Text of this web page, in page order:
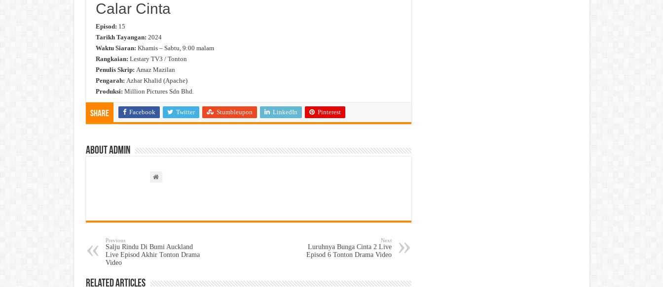
Calar Cinta
Episod: 15
Tarikh Tayangan: 2024
Waktu Siaran: Khamis – Sabtu, 9:00 malam
Rangkaian: Lestary TV3 / Tonton
Penulis Skrip: Amaz Mazilan
Pengarah: Azhar Khalid (Apache)
Produksi: Million Pictures Sdn Bhd.
Share Facebook Twitter Stumbleupon LinkedIn Pinterest
About admin
Previous
Salju Rindu Di Bumi Auckland
Live Episod Akhir Tonton Drama
Video
Next
Luruhnya Bunga Cinta 2 Live
Episod 6 Tonton Drama Video
Related Articles